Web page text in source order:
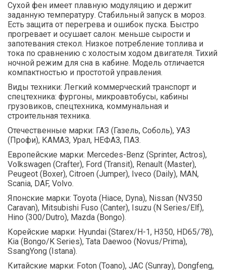
Сухой фен имеет плавную модуляцию и держит
заданную температуру. Стабильный запуск в мороз.
Есть защита от перегрева и ошибок пуска. Быстро
прогревает и осушает салон: меньше сырости и
запотевания стекол. Низкое потребление топлива и
тока по сравнению с холостым ходом двигателя. Тихий
ночной режим для сна в кабине. Модель отличается
компактностью и простотой управления.
Виды техники: Легкий коммерческий транспорт и
спецтехника: фургоны, микроавтобусы, кабины
грузовиков, спецтехника, коммунальная и
строительная техника.
Отечественные марки: ГАЗ (Газель, Соболь), УАЗ
(Профи), КАМАЗ, Урал, НЕФАЗ, ПАЗ.
Европейские марки: Mercedes-Benz (Sprinter, Actros),
Volkswagen (Crafter), Ford (Transit), Renault (Master),
Peugeot (Boxer), Citroen (Jumper), Iveco (Daily), MAN,
Scania, DAF, Volvo.
Японские марки: Toyota (Hiace, Dyna), Nissan (NV350
Caravan), Mitsubishi Fuso (Canter), Isuzu (N Series/Elf),
Hino (300/Dutro), Mazda (Bongo).
Корейские марки: Hyundai (Starex/H-1, H350, HD65/78),
Kia (Bongo/K Series), Tata Daewoo (Novus/Prima),
SsangYong (Istana).
Китайские марки: Foton (Toano), JAC (Sunray), Dongfeng,